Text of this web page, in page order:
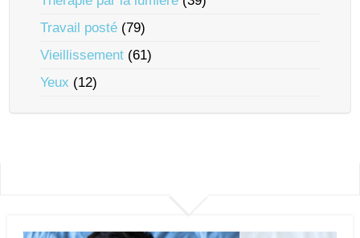
Travail posté (79)
Vieillissement (61)
Yeux (12)